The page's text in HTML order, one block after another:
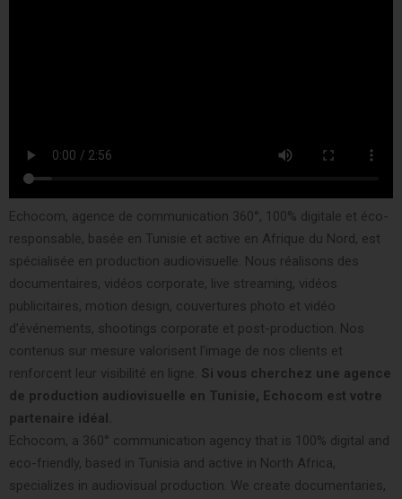
Echocom, agence de communication 360°, 100% digitale et éco-
responsable, basée en Tunisie et active en Afrique du Nord, est
spécialisée en production audiovisuelle. Nous réalisons des
documentaires, vidéos corporate, live streaming, vidéos
publicitaires, motion design, couvertures photo et vidéo
d’événements, shootings corporate et post-production. Nos
contenus sur mesure valorisent l’image de nos clients et
renforcent leur visibilité en ligne. Si vous cherchez une agence
de production audiovisuelle en Tunisie, Echocom est votre
partenaire idéal.
Echocom, a 360° communication agency that is 100% digital and
eco-friendly, based in Tunisia and active in North Africa,
specializes in audiovisual production. We create documentaries,